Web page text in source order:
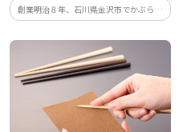
創業明治８年、石川県金沢市でかぶら寿
しをはじめとする各種発酵食品をお届け
しております「四十萬谷本舗」が、これ
まで糀と向き合ってきた知恵を活かして
つくりました。